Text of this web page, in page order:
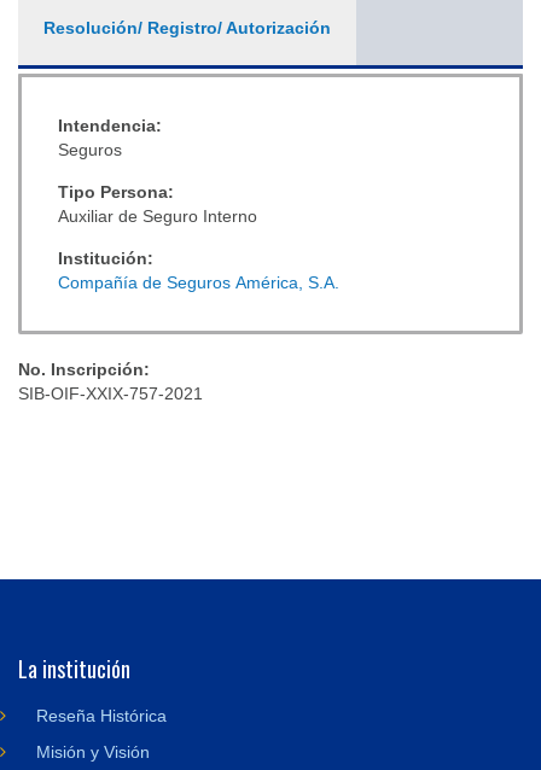
Resolución/ Registro/ Autorización
Intendencia:
Seguros
Tipo Persona:
Auxiliar de Seguro Interno
Institución:
Compañía de Seguros América, S.A.
No. Inscripción:
SIB-OIF-XXIX-757-2021
La institución
Reseña Histórica
Misión y Visión